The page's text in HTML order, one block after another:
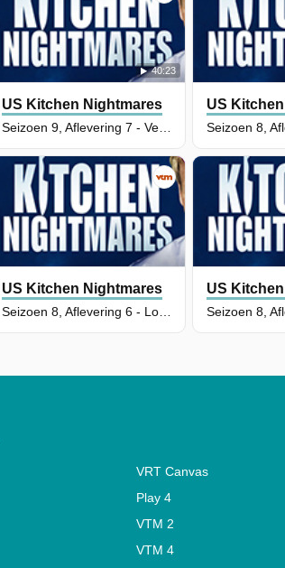
40:23
US Kitchen Nightmares US
US Kitchen Nightmares US
VRT Canvas
Play 4
VTM 2
VTM 4